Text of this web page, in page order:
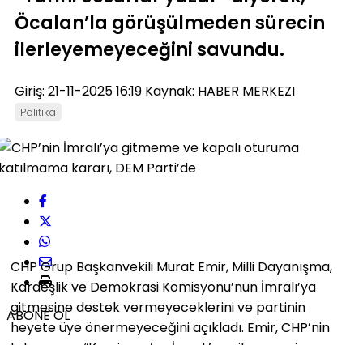
Öcalan’la görüşülmeden sürecin
ilerleyemeyeceğini savundu.​
Giriş: 21-11-2025 16:19 Kaynak: HABER MERKEZI
Politika
ABONE OL
CHP Grup Başkanvekili Murat Emir, Milli Dayanışma,
Kardeşlik ve Demokrasi Komisyonu’nun İmralı’ya
gitmesine destek vermeyeceklerini ve partinin
heyete üye önermeyeceğini açıkladı. Emir, CHP’nin